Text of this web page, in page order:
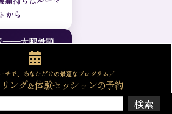
から
——大腿骨頸
荷重刺激
に体重が集中
頸部への荷
1.2〜1.5倍に
チで、あなただけの最適なプログラム／
ング＆体験セッションの予約
検索